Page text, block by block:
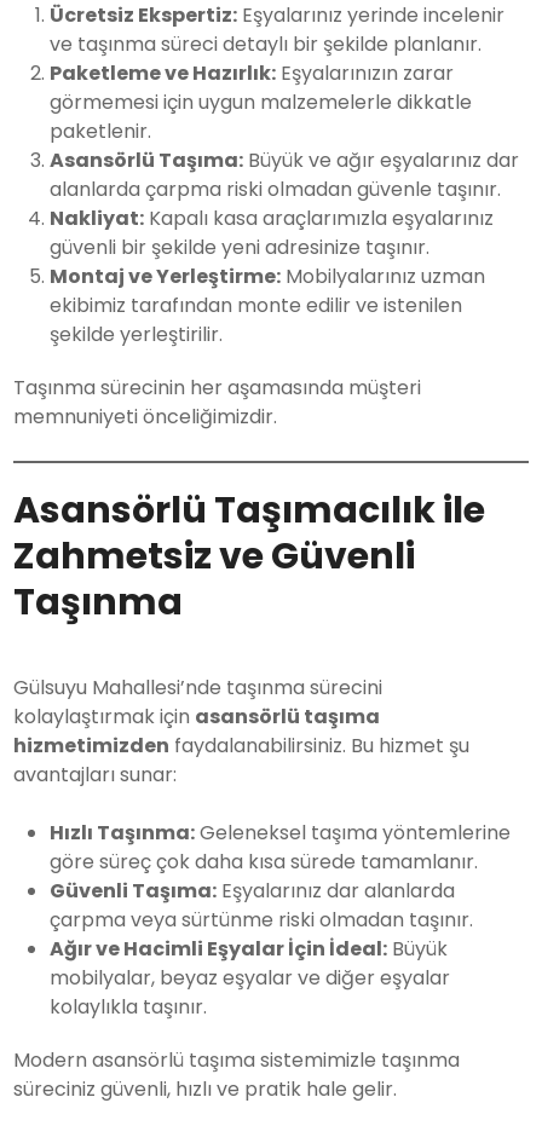
Ücretsiz Ekspertiz: Eşyalarınız yerinde incelenir
ve taşınma süreci detaylı bir şekilde planlanır.
Paketleme ve Hazırlık: Eşyalarınızın zarar
görmemesi için uygun malzemelerle dikkatle
paketlenir.
Asansörlü Taşıma: Büyük ve ağır eşyalarınız dar
alanlarda çarpma riski olmadan güvenle taşınır.
Nakliyat: Kapalı kasa araçlarımızla eşyalarınız
güvenli bir şekilde yeni adresinize taşınır.
Montaj ve Yerleştirme: Mobilyalarınız uzman
ekibimiz tarafından monte edilir ve istenilen
şekilde yerleştirilir.
Taşınma sürecinin her aşamasında müşteri
memnuniyeti önceliğimizdir.
Asansörlü Taşımacılık ile
Zahmetsiz ve Güvenli
Taşınma
Gülsuyu Mahallesi’nde taşınma sürecini
kolaylaştırmak için asansörlü taşıma
hizmetimizden faydalanabilirsiniz. Bu hizmet şu
avantajları sunar:
Hızlı Taşınma:Geleneksel taşıma yöntemlerine
göre süreç çok daha kısa sürede tamamlanır.
Güvenli Taşıma: Eşyalarınız dar alanlarda
çarpma veya sürtünme riski olmadan taşınır.
Ağır ve Hacimli Eşyalar İçin İdeal: Büyük
mobilyalar, beyaz eşyalar ve diğer eşyalar
kolaylıkla taşınır.
Modern asansörlü taşıma sistemimizle taşınma
süreciniz güvenli, hızlı ve pratik hale gelir.